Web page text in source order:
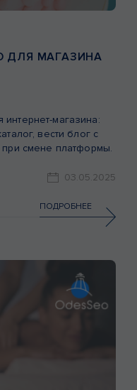
ДЛЯ МАГАЗИНА
магазина:
вести блог с
при смене платформы.
03.05.2025
ПОДРОБНЕЕ